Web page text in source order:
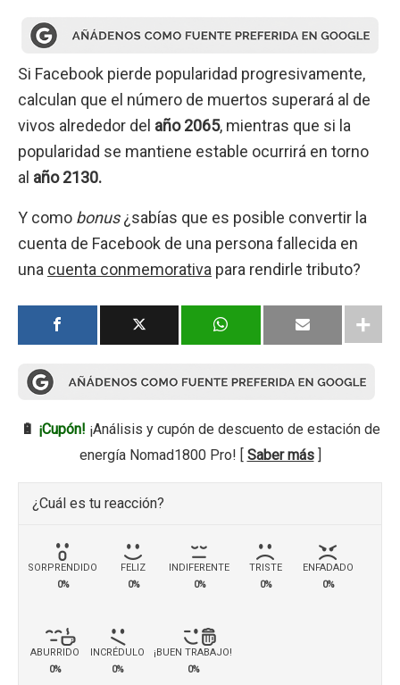
Si Facebook pierde popularidad progresivamente,
calculan que el número de muertos superará al de
vivos alrededor del año 2065, mientras que si la
popularidad se mantiene estable ocurrirá en torno
al año 2130.
Y como bonus¿sabías que es posible convertir la
cuenta de Facebook de una persona fallecida en
una cuenta conmemorativa para rendirle tributo?
🔋 ¡Cupón! ¡Análisis y cupón de descuento de estación de
energía Nomad1800 Pro! [ Saber más]
¿Cuál es tu reacción?
SORPRENDIDO
0%
FELIZ
0%
INDIFERENTE
0%
TRISTE
0%
ENFADADO
0%
ABURRIDO
0%
INCRÉDULO
0%
¡BUEN TRABAJO!
0%